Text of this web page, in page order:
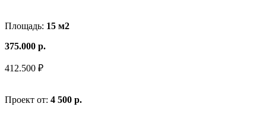
Площадь: 15 м2
375.000 р.
412.500 ₽
Проект от: 4 500 р.